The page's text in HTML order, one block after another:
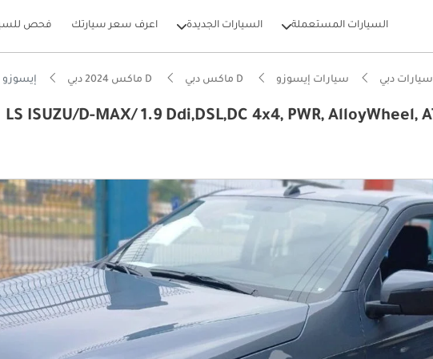
السيارات المستعملة السيارات الجديدة اعرف سعر سيارتك فحص
سيارات دبي سيارات إيسوزو إيسوزو D ماكس LS ISUZU/D-MAX/ 1.9 Ddi,DSL,DC 4x4, PWR, AlloyWheel, AT, LS Hig Sp
مصمم خصيصًا للطرق الوعرة
تصنيف السلامة 5 نجوم من NCAP
أقل معدل استهلاك في فئته